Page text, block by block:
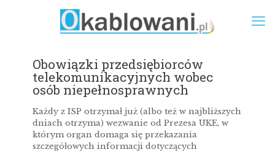
Obowiązki przedsiębiorców
telekomunikacyjnych wobec
osób niepełnosprawnych
Każdy z ISP otrzymał już (albo też w najbliższych
dniach otrzyma) wezwanie od Prezesa UKE, w
którym organ domaga się przekazania
szczegółowych informacji dotyczących